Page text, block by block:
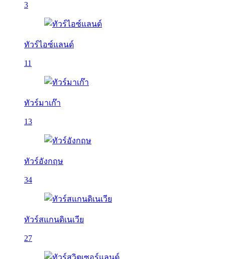
3
ทัวร์ไอซ์แลนด์
11
ทัวร์มาเก๊า
13
ทัวร์อังกฤษ
34
ทัวร์สแกนดิเนเวีย
27